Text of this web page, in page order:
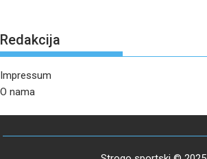
Redakcija
Impressum
O nama